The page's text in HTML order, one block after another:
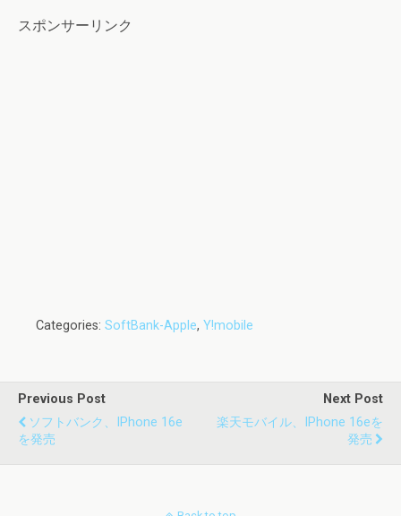
スポンサーリンク
Categories: SoftBank-Apple, Y!mobile
Previous Post
ソフトバンク、iPhone 16e
を発売
Next Post
楽天モバイル、iPhone 16eを
発売